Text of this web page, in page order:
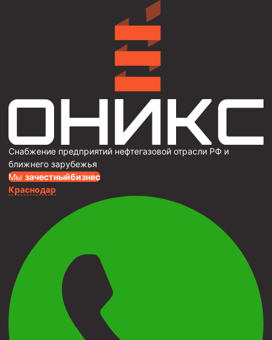
Снабжение предприятий нефтегазовой отрасли РФ и
ближнего зарубежья
Мы зачестныйбизнес
Краснодар